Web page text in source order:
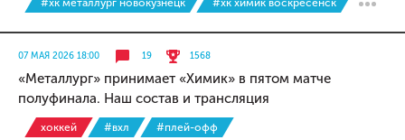
#хк металлург новокузнецк
#хк химик воскресенск
07 МАЯ 2026 18:00 19 1568
«Металлург» принимает «Химик» в пятом матче
полуфинала. Наш состав и трансляция
хоккей #вхл
#плей-офф